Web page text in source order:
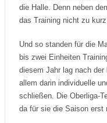
die Halle. Denn neben
das Training nicht zu kurz
Und so standen für die
bis zwei Einheiten
diesem Jahr lag nach
allem darin individuelle
schließen. Die Oberliga-
da für sie die Saison erst